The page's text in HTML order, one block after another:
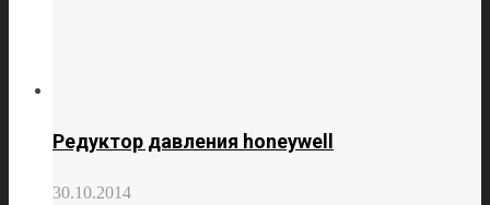
Редуктор давления honeywell
30.10.2014